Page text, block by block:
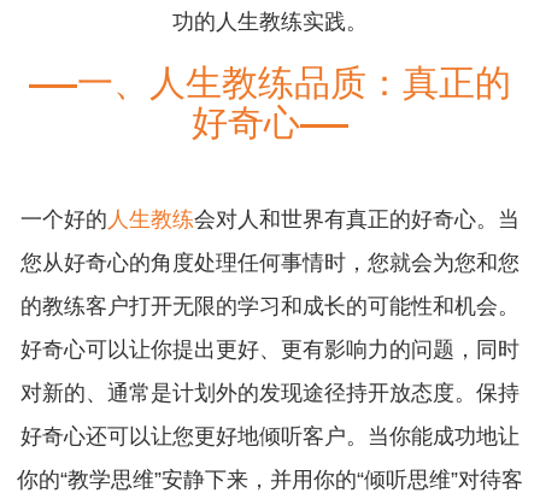
功的人生教练实践。
一、人生教练品质：真正的
好奇心
一个好的 人生教练会对人和世界有真正的好奇心。当
您从好奇心的角度处理任何事情时，您就会为您和您
的教练客户打开无限的学习和成长的可能性和机会。
好奇心可以让你提出更好、更有影响力的问题，同时
对新的、通常是计划外的发现途径持开放态度。保持
好奇心还可以让您更好地倾听客户。当你能成功地让
你的“教学思维”安静下来，并用你的“倾听思维”对待客